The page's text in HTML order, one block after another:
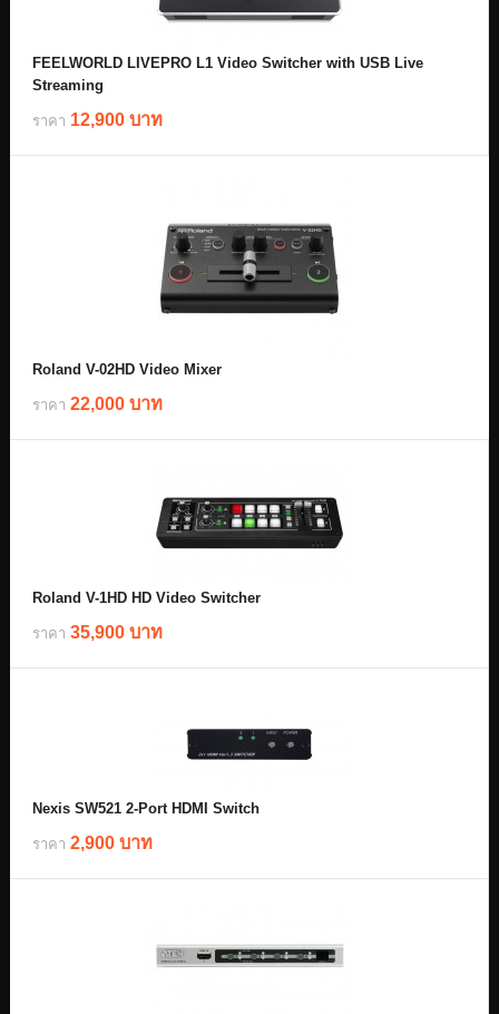
FEELWORLD LIVEPRO L1 Video Switcher with USB Live
Streaming
ราคา 12,900 บาท
Roland V-02HD Video Mixer
ราคา 22,000 บาท
Roland V-1HD HD Video Switcher
ราคา 35,900 บาท
Nexis SW521 2-Port HDMI Switch
ราคา 2,900 บาท